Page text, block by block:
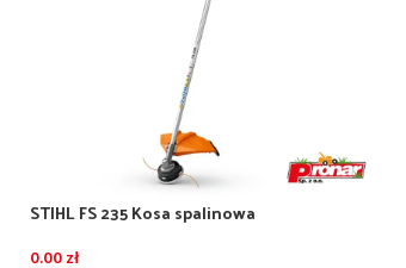
STIHL FS 235 Kosa spalinowa
0.00zł